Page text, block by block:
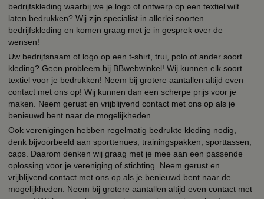
bedrijfskleding waarbij we je logo of ontwerp op een textiel wilt
laten bedrukken? Wij zijn specialist in allerlei soorten
bedrijfskleding en komen graag met je in gesprek over de
wensen!
Uw bedrijfsnaam of logo op een t-shirt, trui, polo of ander soort
kleding? Geen probleem bij BBwebwinkel! Wij kunnen elk soort
textiel voor je bedrukken! Neem bij grotere aantallen altijd even
contact met ons op! Wij kunnen dan een scherpe prijs voor je
maken. Neem gerust en vrijblijvend contact met ons op als je
benieuwd bent naar de mogelijkheden.
Ook verenigingen hebben regelmatig bedrukte kleding nodig,
denk bijvoorbeeld aan sporttenues, trainingspakken, sporttassen,
caps. Daarom denken wij graag met je mee aan een passende
oplossing voor je vereniging of stichting. Neem gerust en
vrijblijvend contact met ons op als je benieuwd bent naar de
mogelijkheden. Neem bij grotere aantallen altijd even contact met